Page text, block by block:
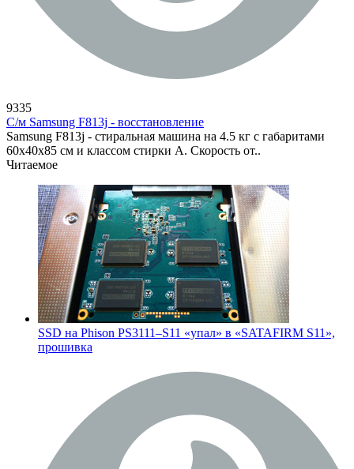
9335
С/м Samsung F813j - восстановление
Samsung F813j - стиральная машина на 4.5 кг с габаритами
60x40x85 см и классом стирки A. Скорость от..
Читаемое
SSD на Phison PS3111–S11 «упал» в «SATAFIRM S11»,
прошивка